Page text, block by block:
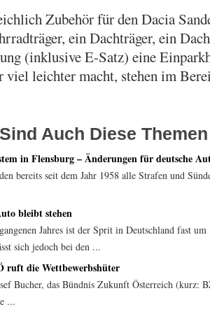
Zubehör für den Dacia
ein Dachträger, ein
(inklusive E-Satz) eine
viel leichter macht, stehen im
Auch Diese
in Flensburg – Änderungen für deutsche
bereits seit dem Jahr 1958 alle Strafen und
bleibt stehen
Jahres ist der Sprit in Deutschland fast um
sich jedoch bei den ...
ruft die Wettbewerbshüter
Bucher, das Bündnis Zukunft Österreich (kurz:
...